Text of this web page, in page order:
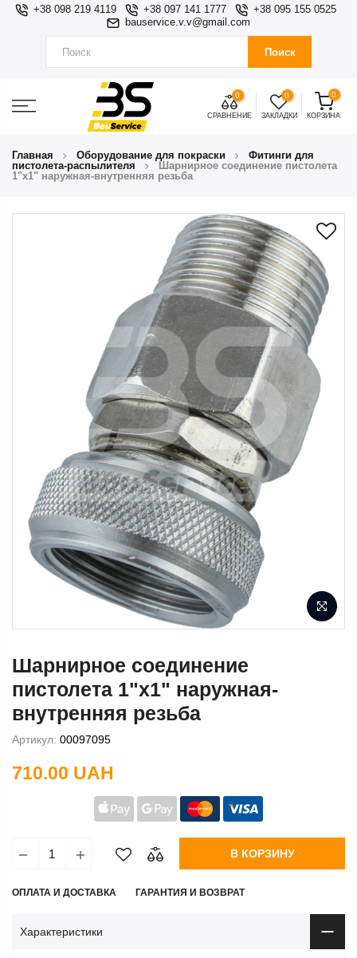
+38 098 219 4119 +38 097 141 1777
+38 095 155 0525
bauservice.v.v@gmail.com
Поиск
0
СРАВНЕНИЕ
0
ЗАКЛАДКИ
0
КОРЗИНА
Главная Оборудование для покраски
Фитинги для
пистолета-распылителя
Шарнирное соединение пистолета
1"х1" наружная-внутренняя резьба
Шарнирное соединение
пистолета 1"х1" наружная-
внутренняя резьба
Артикул: 00097095
710.00 UAH
В КОРЗИНУ
ОПЛАТА И ДОСТАВКА ГАРАНТИЯ И ВОЗВРАТ
Характеристики